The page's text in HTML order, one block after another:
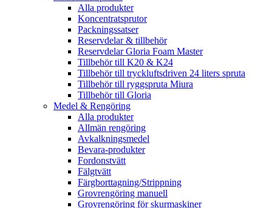
Alla produkter
Koncentratsprutor
Packningssatser
Reservdelar & tillbehör
Reservdelar Gloria Foam Master
Tillbehör till K20 & K24
Tillbehör till tryckluftsdriven 24 liters spruta
Tillbehör till ryggspruta Miura
Tillbehör till Gloria
Medel & Rengöring
Alla produkter
Allmän rengöring
Avkalkningsmedel
Bevara-produkter
Fordonstvätt
Fälgtvätt
Färgborttagning/Strippning
Grovrengöring manuell
Grovrengöring för skurmaskiner